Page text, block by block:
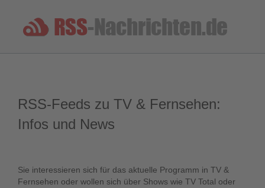
RSS-Feeds zu TV & Fernsehen:
Infos und News
Sie interessieren sich für das aktuelle Programm in TV &
Fernsehen oder wollen sich über Shows wie TV Total oder